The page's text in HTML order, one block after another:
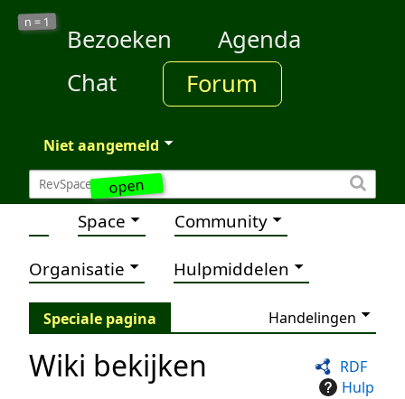
open
n = 1
Bezoeken
Agenda
Chat
Forum
Niet aangemeld
Space Community
Organisatie Hulpmiddelen
Speciale pagina Handelingen
RDF
Hulp
Wiki bekijken